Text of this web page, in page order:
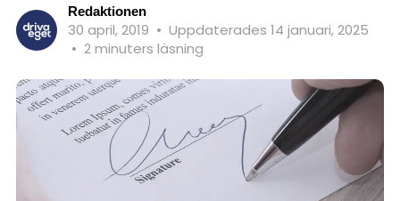
Redaktionen
30 april, 2019 • Uppdaterades 14 januari, 2025
• 2 minuters läsning